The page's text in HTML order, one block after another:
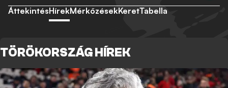
ÁttekintésHírekMérkőzésekKeretTabella
TÖRÖKORSZÁG HÍREK